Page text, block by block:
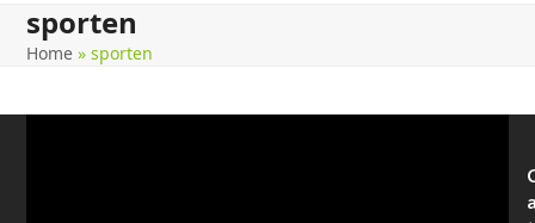
sporten
Home »sporten